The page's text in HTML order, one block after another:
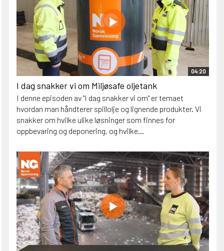
04:20
I dag snakker vi om Miljøsafe oljetank
I denne episoden av "I dag snakker vi om" er temaet
hvordan man håndterer spillolje og lignende produkter. Vi
snakker om hvilke ulike løsninger som finnes for
oppbevaring og deponering, og hvilke...